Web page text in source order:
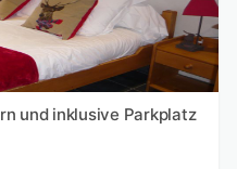
und inklusive Parkplatz